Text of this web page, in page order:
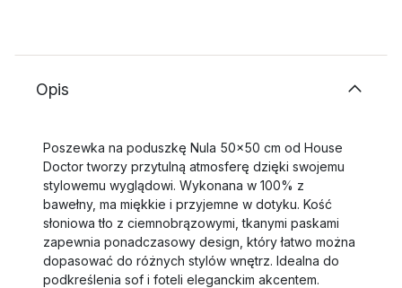
Opis
Poszewka na poduszkę Nula 50x50 cm od House
Doctor tworzy przytulną atmosferę dzięki swojemu
stylowemu wyglądowi. Wykonana w 100% z
bawełny, ma miękkie i przyjemne w dotyku. Kość
słoniowa tło z ciemnobrązowymi, tkanymi paskami
zapewnia ponadczasowy design, który łatwo można
dopasować do różnych stylów wnętrz. Idealna do
podkreślenia sof i foteli eleganckim akcentem.